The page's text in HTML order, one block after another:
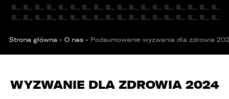
Strona główna - O nas - Podsumowanie wyzwania dla zdrowia
WYZWANIE DLA ZDROWIA 2024